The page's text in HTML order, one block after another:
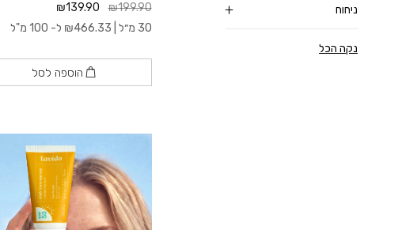
ניחוח
נקה הכל
₪199.90
₪139.90
30 מ״ל |
₪466.33 ל- 100 מ"ל
הוספה לסל